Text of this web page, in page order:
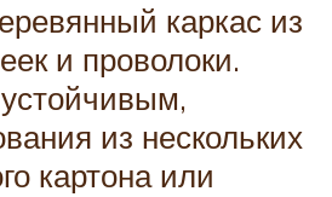
каркас из
и проволоки.
из нескольких
картона или